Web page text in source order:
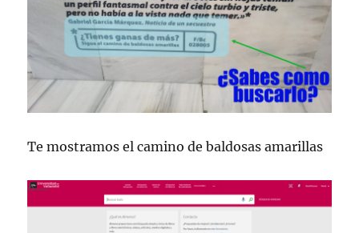
Te mostramos el camino de baldosas amarillas